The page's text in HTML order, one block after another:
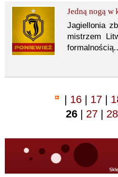
Jedną nogą w
Jagiellonia
mistrzem
| 16 | 17 |
26 | 27 | 28